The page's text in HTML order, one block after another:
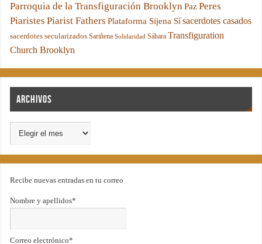
Parroquia de la Transfiguración Brooklyn Paz Peres
Piaristes Piarist Fathers Plataforma Sijena Sí sacerdotes casados
sacerdotes secularizados Sariñena Solidaridad Sáhara Transfiguration
Church Brooklyn
Archivos
Recibe nuevas entradas en tu correo
Nombre y apellidos*
Correo electrónico*